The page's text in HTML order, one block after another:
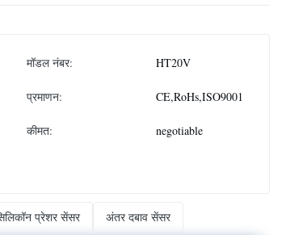
मॉडल नंबर: HT20V
प्रमाणन: CE,RoHs,ISO9001
कीमत: negotiable
प्रेशर सेंसर अंतर दबाव सेंसर